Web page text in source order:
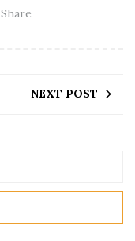
Share
NEXT POST